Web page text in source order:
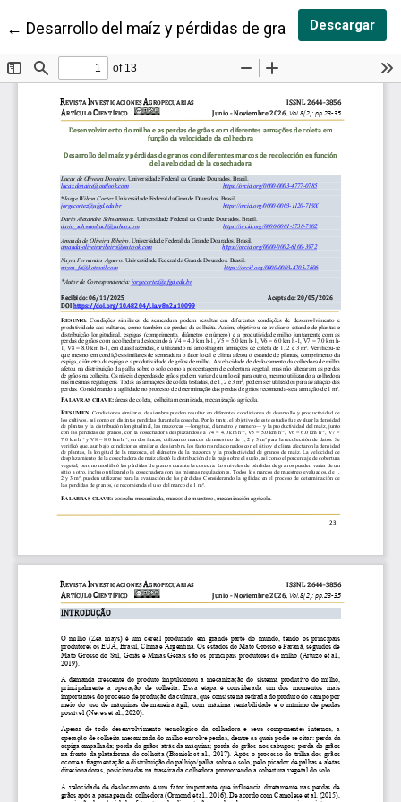
← Volver a los detalles del artículo
Desarrollo del maíz y pérdidas de granos con
Descargar